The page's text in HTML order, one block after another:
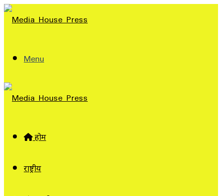
Menu
होम
राष्ट्रीय